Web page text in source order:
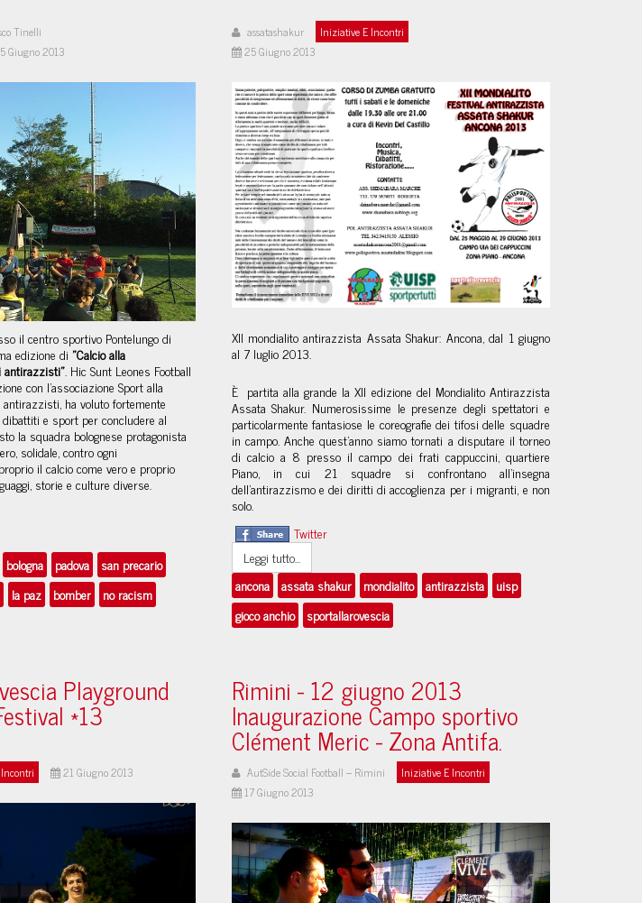
Tinelli
Giugno 2013
il centro sportivo Pontelungo di
edizione di "Calcio alla
antirazzisti". Hic Sunt Leones Football
con l'associazione Sport alla
ha voluto fortemente
e sport per concludere al
la squadra bolognese protagonista
solidale, contro ogni
il calcio come vero e proprio
storie e culture diverse.
bologna padova
san precario
la paz bomber
no racism
assatashakur
Iniziative E Incontri
25 Giugno 2013
XII mondialito antirazzista Assata Shakur: Ancona, dal 1 giugno
al 7 luglio 2013.
È partita alla grande la XII edizione del Mondialito Antirazzista
Assata Shakur. Numerosissime le presenze degli spettatori e
particolarmente fantasiose le coreografie dei tifosi delle squadre
in campo. Anche quest’anno siamo tornati a disputare il torneo
di calcio a 8 presso il campo dei frati cappuccini, quartiere
Piano, in cui 21 squadre si confrontano all’insegna
dell’antirazzismo e dei diritti di accoglienza per i migranti, e non
solo.
Twitter
Leggi tutto...
ancona assata shakur mondialito antirazzista
uisp
gioco anchio
sportallarovescia
Playground
*13
21 Giugno 2013
Rimini - 12 giugno 2013
Inaugurazione Campo sportivo
Clément Meric - Zona Antifa.
#FacciAmocispazio
AutSide Social Football – Rimini
Iniziative E Incontri
17 Giugno 2013